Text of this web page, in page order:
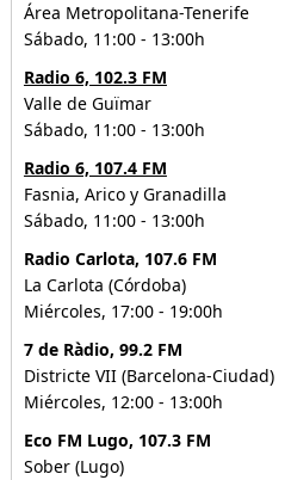
Área Metropolitana-Tenerife
Sábado, 11:00 - 13:00h
Radio 6, 102.3 FM
Valle de Guïmar
Sábado, 11:00 - 13:00h
Radio 6, 107.4 FM
Fasnia, Arico y Granadilla
Sábado, 11:00 - 13:00h
Radio Carlota, 107.6 FM
La Carlota (Córdoba)
Miércoles, 17:00 - 19:00h
7 de Ràdio, 99.2 FM
Districte VII (Barcelona-Ciudad)
Miércoles, 12:00 - 13:00h
Eco FM Lugo, 107.3 FM
Sober (Lugo)